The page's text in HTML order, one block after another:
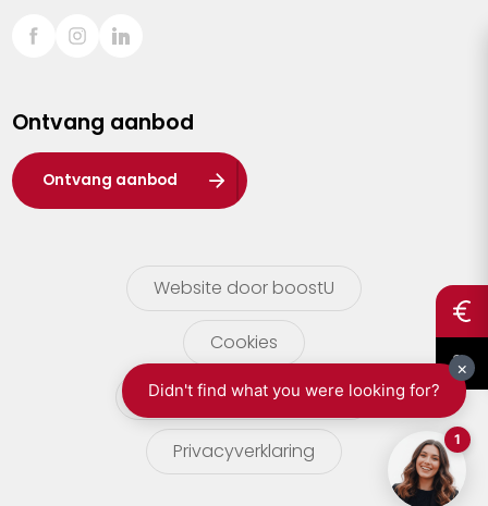
Sint-Truiden
Waasland
Wuustwezel
Zoersel
Ontvang aanbod
Ontvang aanbod
Website door boostU
Cookies
gebruikersvoorwaarden
Privacyverklaring